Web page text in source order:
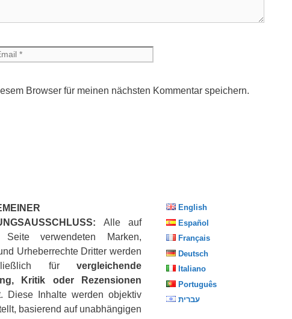
Website
Browser für meinen nächsten Kommentar speichern.
Alle auf
Seite verwendeten Marken,
Urheberrechte Dritter werden
für vergleichende
Kritik oder Rezensionen
Diese Inhalte werden objektiv
basierend auf unabhängigen
English
Español
Français
Deutsch
Italiano
Português
עברית